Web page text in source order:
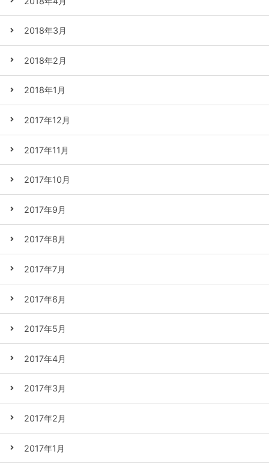
2018年3月
2018年2月
2018年1月
2017年12月
2017年11月
2017年10月
2017年9月
2017年8月
2017年7月
2017年6月
2017年5月
2017年4月
2017年3月
2017年2月
2017年1月